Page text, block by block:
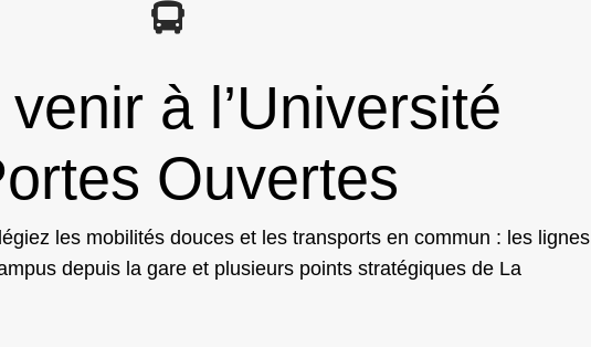
à l’Université
Ouvertes
les mobilités douces et les transports en commun : les lignes
depuis la gare et plusieurs points stratégiques de La